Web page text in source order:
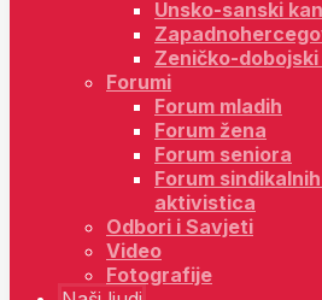
Unsko-sanski
Zeničko-
Forumi
Forum mladih
Forum žena
Forum seniora
Forum
aktivistica
Odbori i Savjeti
Video
Fotografije